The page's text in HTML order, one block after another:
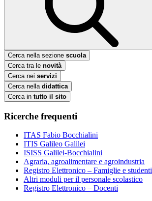
Cerca nella sezione scuola
Cerca tra le novità
Cerca nei servizi
Cerca nella didattica
Cerca in tutto il sito
Ricerche frequenti
ITAS Fabio Bocchialini
ITIS Galileo Galilei
ISISS Galilei-Bocchialini
Agraria, agroalimentare e agroindustria
Registro Elettronico – Famiglie e studenti
Altri moduli per il personale scolastico
Registro Elettronico – Docenti